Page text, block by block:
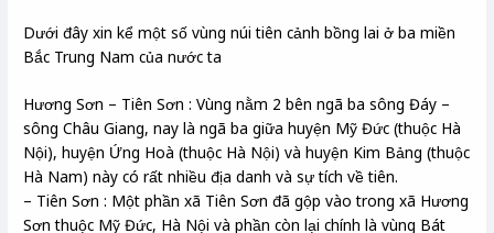
Dưới đây xin kể một số vùng núi tiên cảnh bồng lai ở ba miền
Bắc Trung Nam của nước ta
Hương Sơn – Tiên Sơn : Vùng nằm 2 bên ngã ba sông Đáy –
sông Châu Giang, nay là ngã ba giữa huyện Mỹ Đức (thuộc Hà
Nội), huyện Ứng Hoà (thuộc Hà Nội) và huyện Kim Bảng (thuộc
Hà Nam) này có rất nhiều địa danh và sự tích về tiên.
– Tiên Sơn : Một phần xã Tiên Sơn đã gộp vào trong xã Hương
Sơn thuộc Mỹ Đức, Hà Nội và phần còn lại chính là vùng Bát